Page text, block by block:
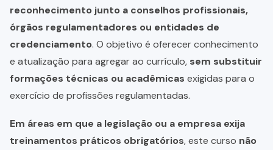
reconhecimento junto a conselhos profissionais,
órgãos regulamentadores ou entidades de
credenciamento. O objetivo é oferecer conhecimento
e atualização para agregar ao currículo, sem substituir
formações técnicas ou acadêmicas exigidas para o
exercício de profissões regulamentadas.
Em áreas em que a legislação ou a empresa exija
treinamentos práticos obrigatórios, este curso não